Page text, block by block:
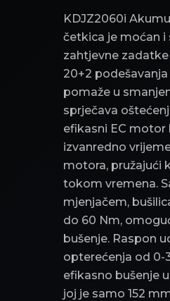
KDJZ2060i
četkica je moćan i
zahtjevne
20+2
pomaže u
sprječava
efikasni EC motor
izvanredno
motora, pružajući
tokom vremena.
mjenjačem,
do 60 Nm,
bušenje. Raspon
opterećenja od 0-
efikasno bušenje
joj je samo 152